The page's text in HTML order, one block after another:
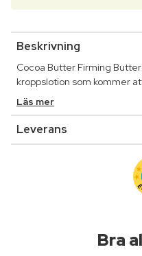
Beskrivning
Cocoa Butter Firming
kroppslotion som kommer
Läs mer
Leverans
Bra